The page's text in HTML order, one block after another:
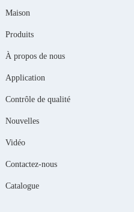
Maison
Produits
À propos de nous
Application
Contrôle de qualité
Nouvelles
Vidéo
Contactez-nous
Catalogue